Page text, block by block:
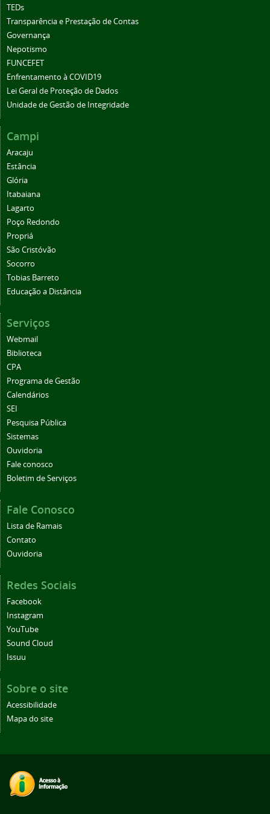
TEDs
Transparência e Prestação de Contas
Governança
Nepotismo
FUNCEFET
Enfrentamento à COVID19
Lei Geral de Proteção de Dados
Unidade de Gestão de Integridade
Campi
Aracaju
Estância
Glória
Itabaiana
Lagarto
Poço Redondo
Propriá
São Cristóvão
Socorro
Tobias Barreto
Educação a Distância
Serviços
Webmail
Biblioteca
CPA
Programa de Gestão
Calendários
SEI
Pesquisa Pública
Sistemas
Ouvidoria
Fale conosco
Boletim de Serviços
Fale Conosco
Lista de Ramais
Contato
Ouvidoria
Redes Sociais
Facebook
Instagram
YouTube
Sound Cloud
Issuu
Sobre o site
Acessibilidade
Mapa do site